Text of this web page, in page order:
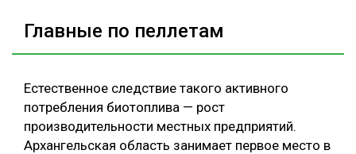
Главные по пеллетам
Естественное следствие такого активного
потребления биотоплива — рост
производительности местных предприятий.
Архангельская область занимает первое место в